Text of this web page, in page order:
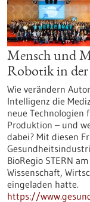
Mensch und
Robotik in
Wie verändern
Intelligenz die
neue Technologien
Produktion – und
dabei? Mit diesen
BioRegio STERN
Wissenschaft,
eingeladen hatte.
https://